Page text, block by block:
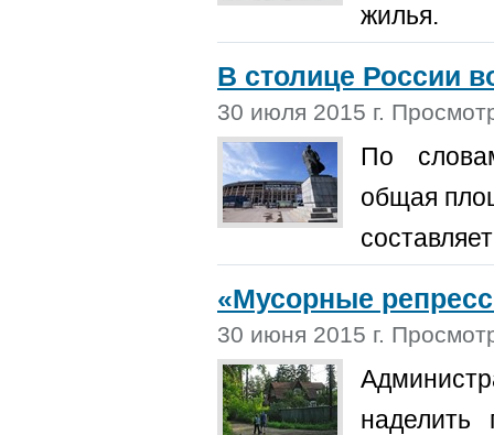
жилья.
В столице России
30 июля 2015 г.
По
общая
«Мусорные
30 июня 2015 г.
наделить